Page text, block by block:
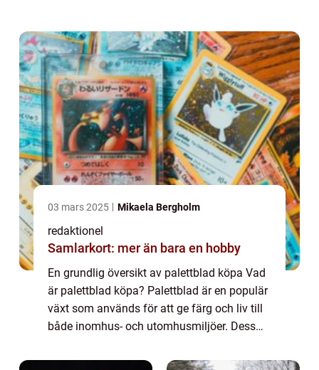
03 mars 2025 Mikaela Bergholm
redaktionel
Samlarkort: mer än bara en hobby
En grundlig översikt av palettblad köpa Vad
är palettblad köpa? Palettblad är en populär
växt som används för att ge färg och liv till
både inomhus- och utomhusmiljöer. Dess
en attraktiv växt för många träd...